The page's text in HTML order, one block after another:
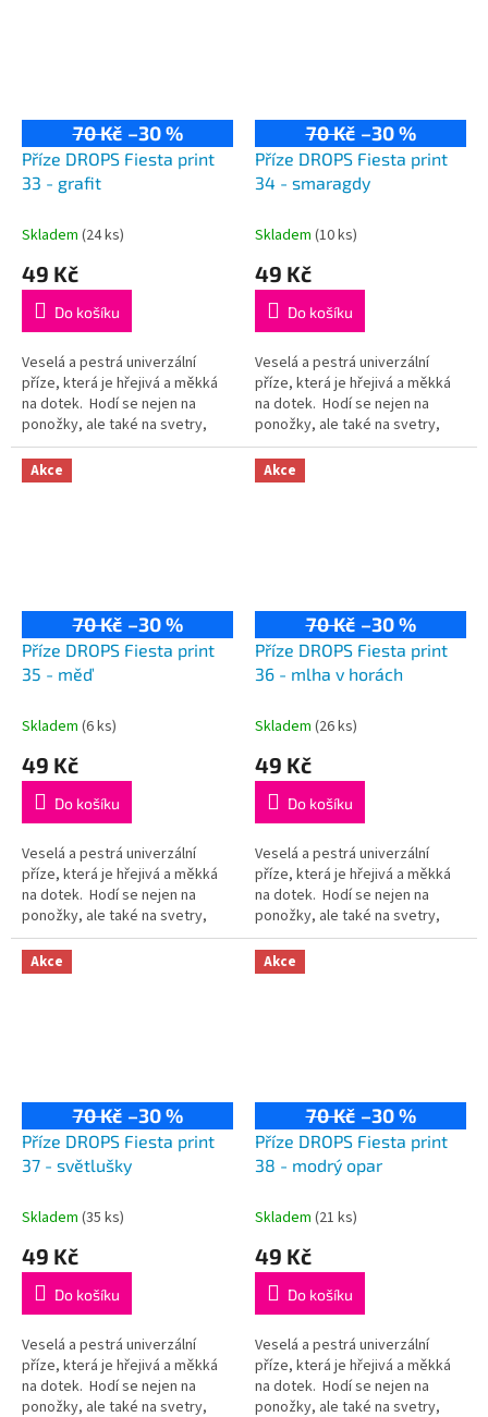
70 Kč –30 %
Příze DROPS Fiesta print
33 - grafit
Skladem (24 ks)
49 Kč
Do košíku
Veselá a pestrá univerzální
příze, která je hřejivá a měkká
na dotek. Hodí se nejen na
ponožky, ale také na svetry,
kardigany či čepice! Složení:
75% vlna, 25% polyamid...
70 Kč –30 %
Příze DROPS Fiesta print
34 - smaragdy
Skladem (10 ks)
49 Kč
Do košíku
Veselá a pestrá univerzální
příze, která je hřejivá a měkká
na dotek. Hodí se nejen na
ponožky, ale také na svetry,
kardigany či čepice! Složení:
75% vlna, 25% polyamid...
Akce
70 Kč –30 %
Příze DROPS Fiesta print
35 - měď
Skladem (6 ks)
49 Kč
Do košíku
Veselá a pestrá univerzální
příze, která je hřejivá a měkká
na dotek. Hodí se nejen na
ponožky, ale také na svetry,
kardigany či čepice! Složení:
75% vlna, 25% polyamid...
Akce
70 Kč –30 %
Příze DROPS Fiesta print
36 - mlha v horách
Skladem (26 ks)
49 Kč
Do košíku
Veselá a pestrá univerzální
příze, která je hřejivá a měkká
na dotek. Hodí se nejen na
ponožky, ale také na svetry,
kardigany či čepice! Složení:
75% vlna, 25% polyamid...
Akce
70 Kč –30 %
Příze DROPS Fiesta print
37 - světlušky
Skladem (35 ks)
49 Kč
Do košíku
Veselá a pestrá univerzální
příze, která je hřejivá a měkká
na dotek. Hodí se nejen na
ponožky, ale také na svetry,
Akce
70 Kč –30 %
Příze DROPS Fiesta print
38 - modrý opar
Skladem (21 ks)
49 Kč
Do košíku
Veselá a pestrá univerzální
příze, která je hřejivá a měkká
na dotek. Hodí se nejen na
ponožky, ale také na svetry,